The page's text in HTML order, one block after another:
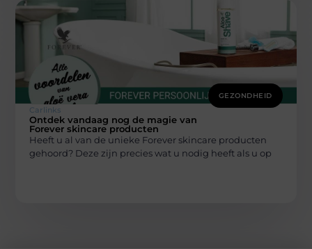
GEZONDHEID
Carlinks
Ontdek vandaag nog de magie van
Forever skincare producten
Heeft u al van de unieke Forever skincare producten
gehoord? Deze zijn precies wat u nodig heeft als u op